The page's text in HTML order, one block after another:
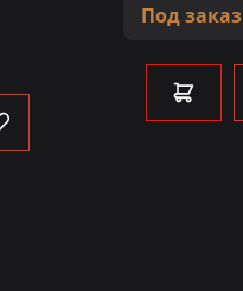
Под заказ